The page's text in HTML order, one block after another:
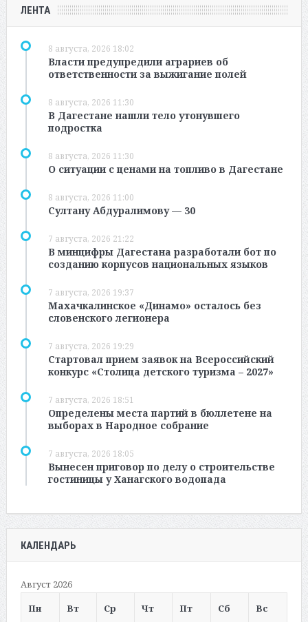
ЛЕНТА
8 августа, 2026 18:02
Власти предупредили аграриев об
ответственности за выжигание полей
8 августа, 2026 11:30
В Дагестане нашли тело утонувшего
подростка
8 августа, 2026 11:30
О ситуации с ценами на топливо в Дагестане
8 августа, 2026 11:00
Султану Абдуралимову — 30
7 августа, 2026 21:22
В минцифры Дагестана разработали бот по
созданию корпусов национальных языков
7 августа, 2026 19:37
Махачкалинское «Динамо» осталось без
словенского легионера
7 августа, 2026 19:29
Стартовал прием заявок на Всероссийский
конкурс «Столица детского туризма – 2027»
7 августа, 2026 18:51
Определены места партий в бюллетене на
выборах в Народное собрание
7 августа, 2026 18:05
Вынесен приговор по делу о строительстве
гостиницы у Ханагского водопада
КАЛЕНДАРЬ
Август 2026
Пн
Вт Ср Чт Пт Сб Вс